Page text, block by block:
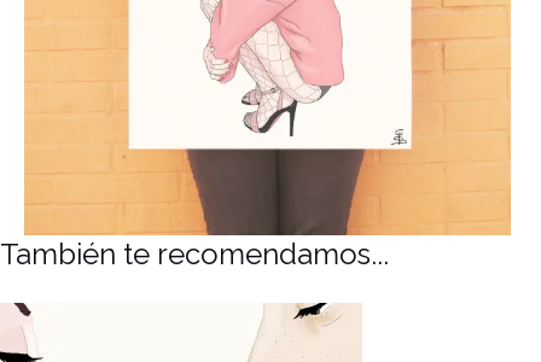
También te recomendamos...